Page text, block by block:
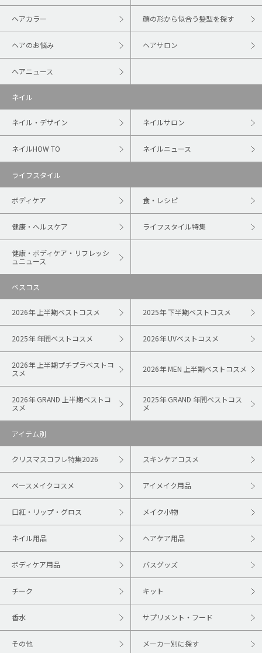
ヘアカラー 顔の形から似合う髪型を探す
ヘアのお悩み ヘアサロン
ヘアニュース
ネイル
ネイル・デザイン ネイルサロン
ネイルHOW TO ネイルニュース
ライフスタイル
ボディケア 食・レシピ
健康・ヘルスケア ライフスタイル特集
健康・ボディケア・リフレッシ
ュニュース
ベスコス
2026年 上半期ベストコスメ 2025年 下半期ベストコスメ
2025年 年間ベストコスメ 2026年 UVベストコスメ
2026年 上半期プチプラベストコ
スメ
2026年 MEN 上半期ベストコスメ
2026年 GRAND 上半期ベストコ
スメ
2025年 GRAND 年間ベストコス
メ
アイテム別
クリスマスコフレ特集2026 スキンケアコスメ
ベースメイクコスメ アイメイク用品
口紅・リップ・グロス メイク小物
ネイル用品 ヘアケア用品
ボディケア用品 バスグッズ
チーク キット
香水 サプリメント・フード
その他 メーカー別に探す